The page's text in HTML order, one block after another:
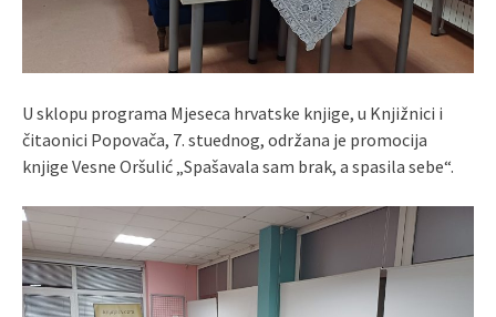
U sklopu programa Mjeseca hrvatske knjige, u Knjižnici i
čitaonici Popovača, 7. stuednog, održana je promocija
knjige Vesne Oršulić „Spašavala sam brak, a spasila sebe“.